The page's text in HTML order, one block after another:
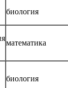
биология
математика
биология